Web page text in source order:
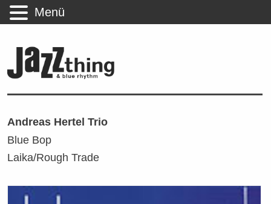
Andreas Hertel Trio
Blue Bop
Laika/Rough Trade
Menü